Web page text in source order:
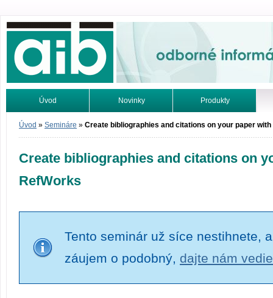
Odborné informácie. Online.
Úvod Novinky Produkty
Vyhľadávanie Tutoriály
Úvod » Semináre » Create bibliographies and citations on your paper
Create bibliographies and citations on
RefWorks
Tento seminár už síce nestihnete,
záujem o podobný, dajte nám